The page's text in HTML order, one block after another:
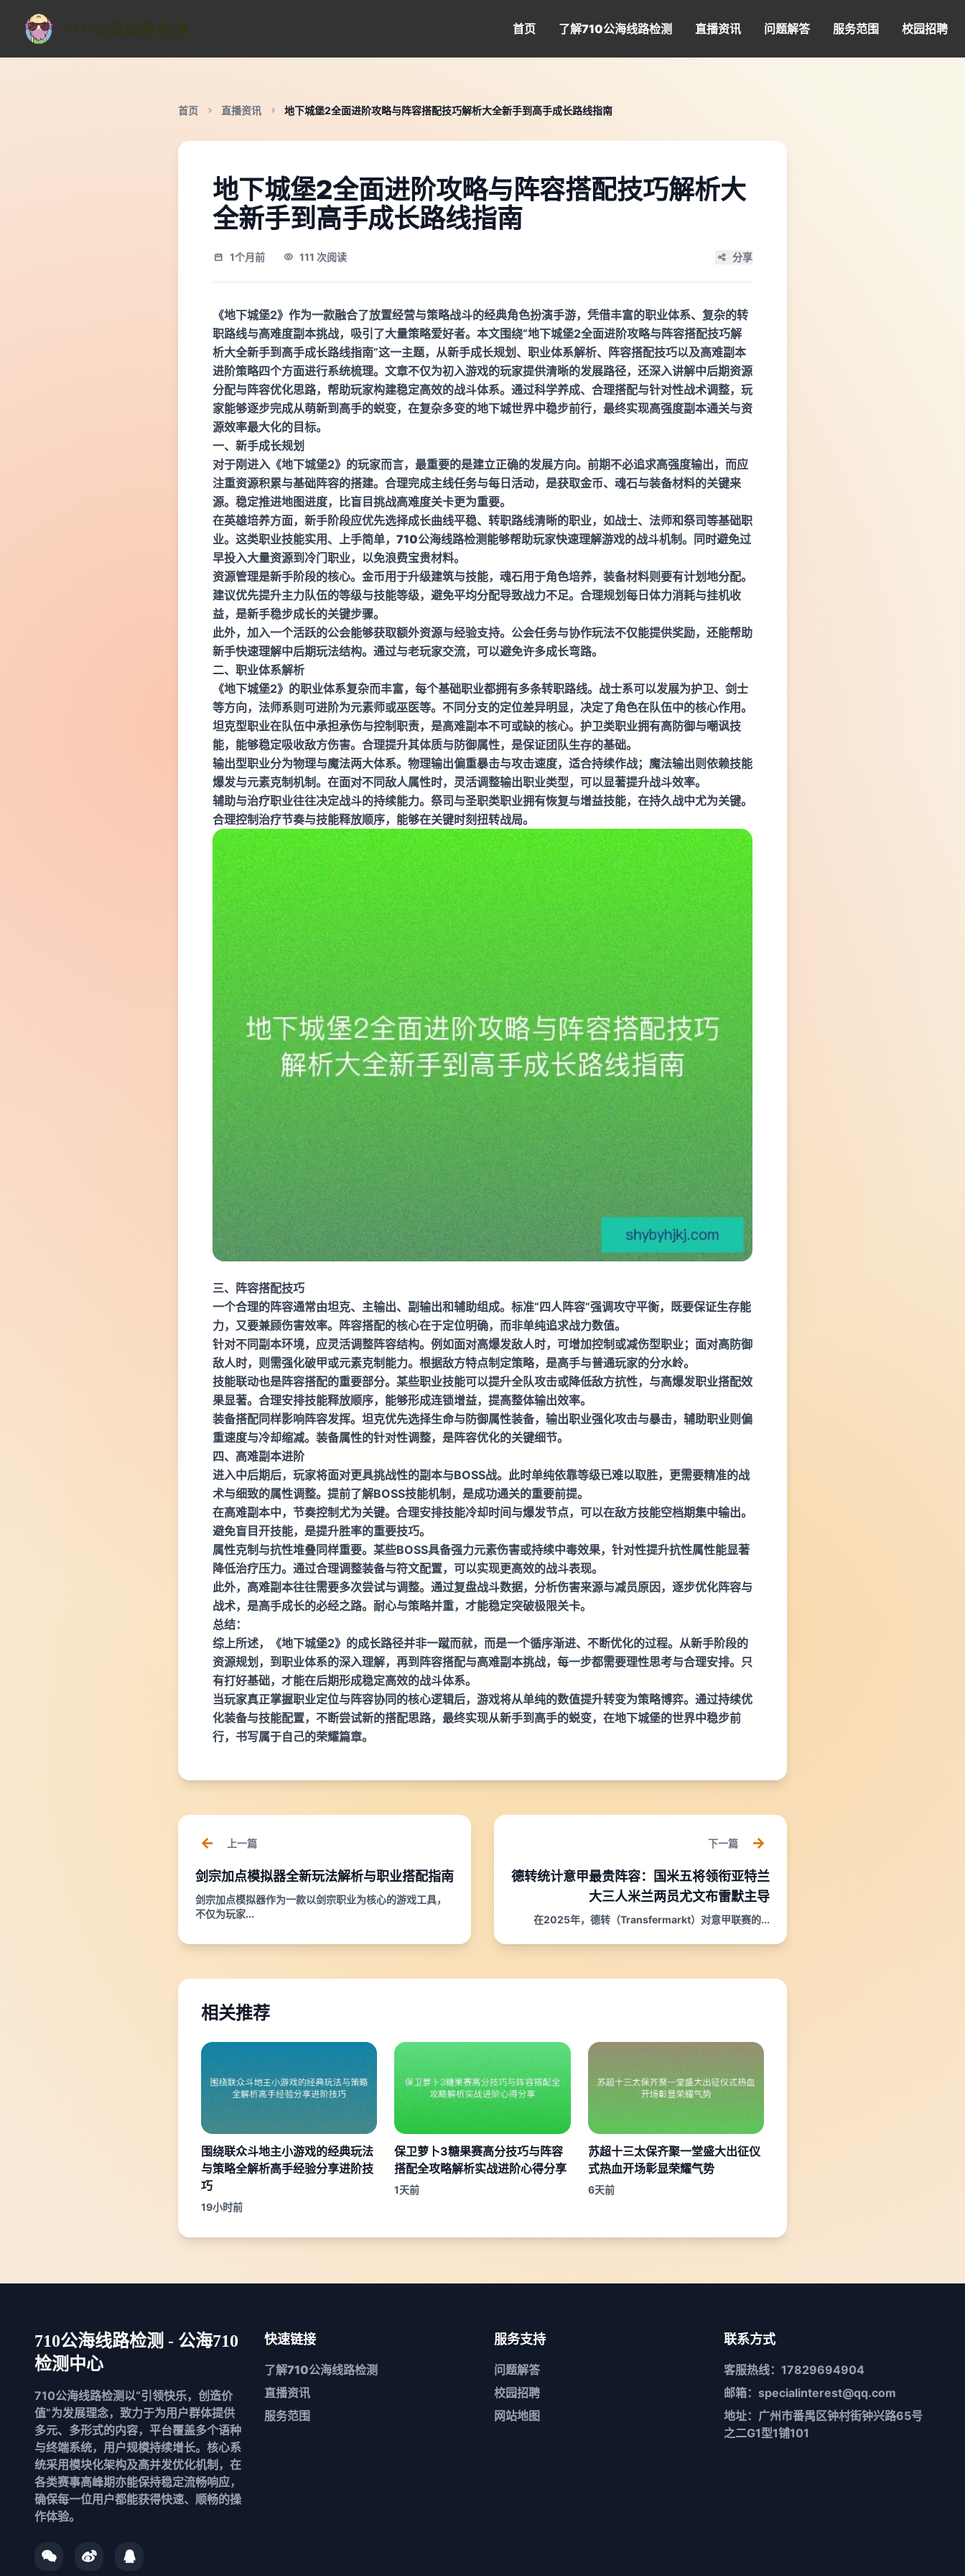
首页 了解710公海线路检测 直播资讯 问题解答 服务范围 校园招聘
首页 直播资讯 地下城堡2全面进阶攻略与阵容搭配技巧解析大全新手到高手成长路线指南
地下城堡2全面进阶攻略与阵容搭配技巧解析大
全新手到高手成长路线指南
1个月前 111 次阅读 分享
《地下城堡2》作为一款融合了放置经营与策略战斗的经典角色扮演手游，凭借丰富的职业体系、复杂的转
职路线与高难度副本挑战，吸引了大量策略爱好者。本文围绕“地下城堡2全面进阶攻略与阵容搭配技巧解
析大全新手到高手成长路线指南”这一主题，从新手成长规划、职业体系解析、阵容搭配技巧以及高难副本
进阶策略四个方面进行系统梳理。文章不仅为初入游戏的玩家提供清晰的发展路径，还深入讲解中后期资源
分配与阵容优化思路，帮助玩家构建稳定高效的战斗体系。通过科学养成、合理搭配与针对性战术调整，玩
家能够逐步完成从萌新到高手的蜕变，在复杂多变的地下城世界中稳步前行，最终实现高强度副本通关与资
源效率最大化的目标。
一、新手成长规划
对于刚进入《地下城堡2》的玩家而言，最重要的是建立正确的发展方向。前期不必追求高强度输出，而应
注重资源积累与基础阵容的搭建。合理完成主线任务与每日活动，是获取金币、魂石与装备材料的关键来
源。稳定推进地图进度，比盲目挑战高难度关卡更为重要。
在英雄培养方面，新手阶段应优先选择成长曲线平稳、转职路线清晰的职业，如战士、法师和祭司等基础职
业。这类职业技能实用、上手简单， 710公海线路检测能够帮助玩家快速理解游戏的战斗机制。同时避免过
早投入大量资源到冷门职业，以免浪费宝贵材料。
资源管理是新手阶段的核心。金币用于升级建筑与技能，魂石用于角色培养，装备材料则要有计划地分配。
建议优先提升主力队伍的等级与技能等级，避免平均分配导致战力不足。合理规划每日体力消耗与挂机收
益，是新手稳步成长的关键步骤。
此外，加入一个活跃的公会能够获取额外资源与经验支持。公会任务与协作玩法不仅能提供奖励，还能帮助
新手快速理解中后期玩法结构。通过与老玩家交流，可以避免许多成长弯路。
二、职业体系解析
《地下城堡2》的职业体系复杂而丰富，每个基础职业都拥有多条转职路线。战士系可以发展为护卫、剑士
等方向，法师系则可进阶为元素师或巫医等。不同分支的定位差异明显，决定了角色在队伍中的核心作用。
坦克型职业在队伍中承担承伤与控制职责，是高难副本不可或缺的核心。护卫类职业拥有高防御与嘲讽技
能，能够稳定吸收敌方伤害。合理提升其体质与防御属性，是保证团队生存的基础。
输出型职业分为物理与魔法两大体系。物理输出偏重暴击与攻击速度，适合持续作战；魔法输出则依赖技能
爆发与元素克制机制。在面对不同敌人属性时，灵活调整输出职业类型，可以显著提升战斗效率。
辅助与治疗职业往往决定战斗的持续能力。祭司与圣职类职业拥有恢复与增益技能，在持久战中尤为关键。
合理控制治疗节奏与技能释放顺序，能够在关键时刻扭转战局。
三、阵容搭配技巧
一个合理的阵容通常由坦克、主输出、副输出和辅助组成。标准“四人阵容”强调攻守平衡，既要保证生存能
力，又要兼顾伤害效率。阵容搭配的核心在于定位明确，而非单纯追求战力数值。
针对不同副本环境，应灵活调整阵容结构。例如面对高爆发敌人时，可增加控制或减伤型职业；面对高防御
敌人时，则需强化破甲或元素克制能力。根据敌方特点制定策略，是高手与普通玩家的分水岭。
技能联动也是阵容搭配的重要部分。某些职业技能可以提升全队攻击或降低敌方抗性，与高爆发职业搭配效
果显著。合理安排技能释放顺序，能够形成连锁增益，提高整体输出效率。
装备搭配同样影响阵容发挥。坦克优先选择生命与防御属性装备，输出职业强化攻击与暴击，辅助职业则偏
重速度与冷却缩减。装备属性的针对性调整，是阵容优化的关键细节。
四、高难副本进阶
进入中后期后，玩家将面对更具挑战性的副本与BOSS战。此时单纯依靠等级已难以取胜，更需要精准的战
术与细致的属性调整。提前了解BOSS技能机制，是成功通关的重要前提。
在高难副本中，节奏控制尤为关键。合理安排技能冷却时间与爆发节点，可以在敌方技能空档期集中输出。
避免盲目开技能，是提升胜率的重要技巧。
属性克制与抗性堆叠同样重要。某些BOSS具备强力元素伤害或持续中毒效果，针对性提升抗性属性能显著
降低治疗压力。通过合理调整装备与符文配置，可以实现更高效的战斗表现。
此外，高难副本往往需要多次尝试与调整。通过复盘战斗数据，分析伤害来源与减员原因，逐步优化阵容与
战术，是高手成长的必经之路。耐心与策略并重，才能稳定突破极限关卡。
总结：
综上所述，《地下城堡2》的成长路径并非一蹴而就，而是一个循序渐进、不断优化的过程。从新手阶段的
资源规划，到职业体系的深入理解，再到阵容搭配与高难副本挑战，每一步都需要理性思考与合理安排。只
有打好基础，才能在后期形成稳定高效的战斗体系。
当玩家真正掌握职业定位与阵容协同的核心逻辑后，游戏将从单纯的数值提升转变为策略博弈。通过持续优
化装备与技能配置，不断尝试新的搭配思路，最终实现从新手到高手的蜕变，在地下城堡的世界中稳步前
行，书写属于自己的荣耀篇章。
上一篇
剑宗加点模拟器全新玩法解析与职业搭配指南
剑宗加点模拟器作为一款以剑宗职业为核心的游戏工具，
不仅为玩家...
下一篇
德转统计意甲最贵阵容：国米五将领衔亚特兰
大三人米兰两员尤文布雷默主导
在2025年，德转（Transfermarkt）对意甲联赛的...
相关推荐
围绕联众斗地主小游戏的经典玩法
与策略全解析高手经验分享进阶技
巧
19小时前
保卫萝卜3糖果赛高分技巧与阵容
搭配全攻略解析实战进阶心得分享
1天前
苏超十三太保齐聚一堂盛大出征仪
式热血开场彰显荣耀气势
6天前
710公海线路检测 - 公海710
检测中心
710公海线路检测以“引领快乐，创造价
值”为发展理念，致力于为用户群体提供
多元、多形式的内容，平台覆盖多个语种
与终端系统，用户规模持续增长。核心系
统采用模块化架构及高并发优化机制，在
各类赛事高峰期亦能保持稳定流畅响应，
确保每一位用户都能获得快速、顺畅的操
作体验。
快速链接
了解710公海线路检测
直播资讯
服务范围
服务支持
问题解答
校园招聘
网站地图
联系方式
客服热线：17829694904
邮箱：specialinterest@qq.com
地址：广州市番禺区钟村街钟兴路65号
之二G1型1铺101